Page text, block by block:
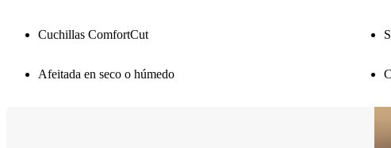
Cuchillas ComfortCut
Afeitada en seco o húmedo